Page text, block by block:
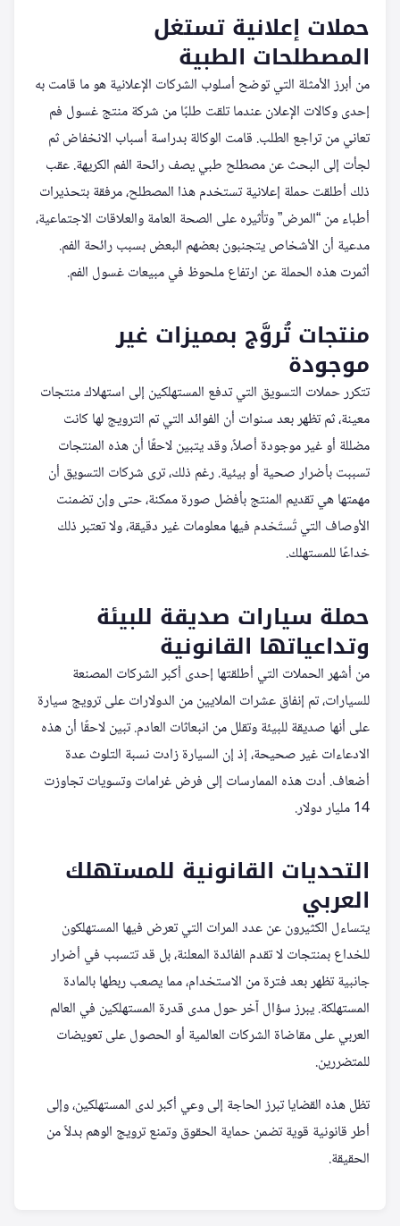
حملات إعلانية تستغل
المصطلحات الطبية
من أبرز الأمثلة التي توضح أسلوب الشركات الإعلانية هو ما قامت به
إحدى وكالات الإعلان عندما تلقت طلبًا من شركة منتج غسول فم
تعاني من تراجع الطلب. قامت الوكالة بدراسة أسباب الانخفاض ثم
لجأت إلى البحث عن مصطلح طبي يصف رائحة الفم الكريهة. عقب
ذلك أطلقت حملة إعلانية تستخدم هذا المصطلح، مرفقة بتحذيرات
أطباء من “المرض” وتأثيره على الصحة العامة والعلاقات الاجتماعية،
مدعية أن الأشخاص يتجنبون بعضهم البعض بسبب رائحة الفم.
أثمرت هذه الحملة عن ارتفاع ملحوظ في مبيعات غسول الفم.
منتجات تُروَّج بمميزات غير
موجودة
تتكرر حملات التسويق التي تدفع المستهلكين إلى استهلاك منتجات
معينة، ثم تظهر بعد سنوات أن الفوائد التي تم الترويج لها كانت
مضللة أو غير موجودة أصلاً، وقد يتبين لاحقًا أن هذه المنتجات
تسببت بأضرار صحية أو بيئية. رغم ذلك، ترى شركات التسويق أن
مهمتها هي تقديم المنتج بأفضل صورة ممكنة، حتى وإن تضمنت
الأوصاف التي تُستَخدم فيها معلومات غير دقيقة، ولا تعتبر ذلك
خداعًا للمستهلك.
حملة سيارات صديقة للبيئة
وتداعياتها القانونية
من أشهر الحملات التي أطلقتها إحدى أكبر الشركات المصنعة
للسيارات، تم إنفاق عشرات الملايين من الدولارات على ترويج سيارة
على أنها صديقة للبيئة وتقلل من انبعاثات العادم. تبين لاحقًا أن هذه
الادعاءات غير صحيحة، إذ إن السيارة زادت نسبة التلوث عدة
أضعاف. أدت هذه الممارسات إلى فرض غرامات وتسويات تجاوزت
14 مليار دولار.
التحديات القانونية للمستهلك
العربي
يتساءل الكثيرون عن عدد المرات التي تعرض فيها المستهلكون
للخداع بمنتجات لا تقدم الفائدة المعلنة، بل قد تتسبب في أضرار
جانبية تظهر بعد فترة من الاستخدام، مما يصعب ربطها بالمادة
المستهلكة. يبرز سؤال آخر حول مدى قدرة المستهلكين في العالم
العربي على مقاضاة الشركات العالمية أو الحصول على تعويضات
للمتضررين.
تظل هذه القضايا تبرز الحاجة إلى وعي أكبر لدى المستهلكين، وإلى
أطر قانونية قوية تضمن حماية الحقوق وتمنع ترويج الوهم بدلاً من
الحقيقة.